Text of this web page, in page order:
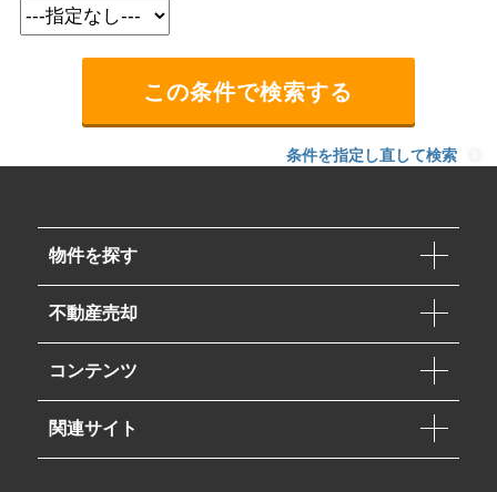
条件を指定し直して検索
物件を探す
不動産売却
コンテンツ
関連サイト